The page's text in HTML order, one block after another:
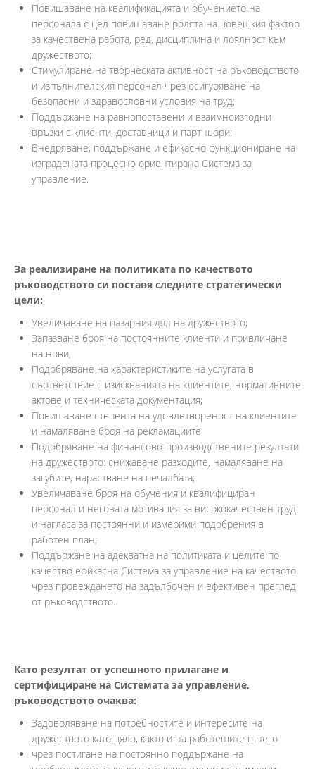
Повишаване на квалификацията и обучението на
персонала с цел повишаване ролята на човешкия фактор
за качествена работа, ред, дисциплина и лоялност към
дружеството;
Стимулиране на творческата активност на ръководството
и изпълнителския персонал чрез осигуряване на
безопасни и здравословни условия на труд;
Поддържане на равнопоставени и взаимноизгодни
връзки с клиенти, доставчици и партньори;
Внедряване, поддържане и ефикасно функциониране на
изградената процесно ориентирана Система за
управление.
За реализиране на политиката по качеството
ръководството си поставя следните стратегически
цели:
Увеличаване на пазарния дял на дружеството;
Запазване броя на постоянните клиенти и привличане
на нови;
Подобряване на характеристиките на услугата в
съответствие с изискванията на клиентите, нормативните
актове и техническата документация;
Повишаване степента на удовлетвореност на клиентите
и намаляване броя на рекламациите;
Подобряване на финансово-производствените резултати
на дружеството: снижаване разходите, намаляване на
загубите, нарастване на печалбата;
Увеличаване броя на обучения и квалифициран
персонал и неговата мотивация за висококачествен труд
и нагласа за постоянни и измерими подобрения в
работен план;
Поддържане на адекватна на политиката и целите по
качество ефикасна Система за управление на качеството
чрез провеждането на задълбочен и ефективен преглед
от ръководството.
Като резултат от успешното прилагане и
сертифициране на Системата за управление,
ръководството очаква:
Задоволяване на потребностите и интересите на
дружеството като цяло, както и на работещите в него
чрез постигане на постоянно поддържане на